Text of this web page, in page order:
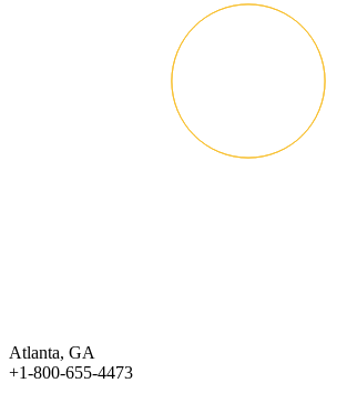
Atlanta, GA
+1-800-655-4473